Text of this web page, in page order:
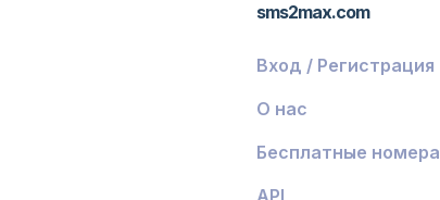
sms2max.com
Вход / Регистрация
О нас
Бесплатные номера